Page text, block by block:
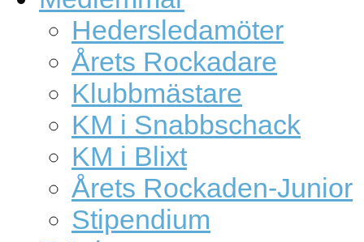
Hedersledamöter
Årets Rockadare
Klubbmästare
KM i Snabbschack
KM i Blixt
Årets Rockaden-Junior
Stipendium